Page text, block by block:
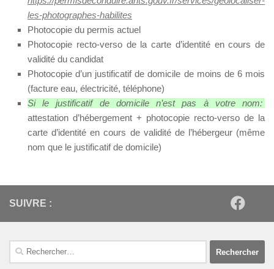
les-photographes-habilites
Photocopie du permis actuel
Photocopie recto-verso de la carte d’identité en cours de
validité du candidat
Photocopie d’un justificatif de domicile de moins de 6 mois
(facture eau, électricité, téléphone)
Si le justificatif de domicile n’est pas à votre nom:
attestation d’hébergement + photocopie recto-verso de la
carte d’identité en cours de validité de l’hébergeur (même
nom que le justificatif de domicile)
SUIVRE :
Rechercher :